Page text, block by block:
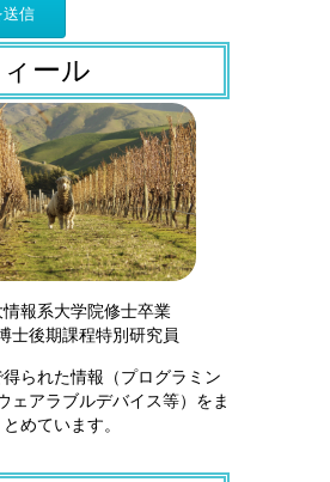
ール
情報系大学院修士卒業
士後期課程特別研究員
られた情報（プログラミン
ェアラブルデバイス等）をま
とめています。